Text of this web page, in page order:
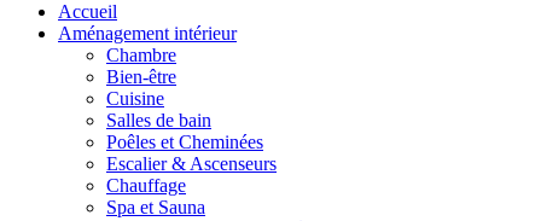
Accueil
Aménagement intérieur
Chambre
Bien-être
Cuisine
Salles de bain
Poêles et Cheminées
Escalier & Ascenseurs
Chauffage
Spa et Sauna